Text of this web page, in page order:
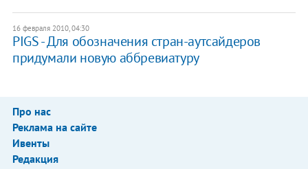
16 февраля 2010, 04:30
PIGS - Для обозначения стран-аутсайдеров
придумали новую аббревиатуру
Про нас
Реклама на сайте
Ивенты
Редакция